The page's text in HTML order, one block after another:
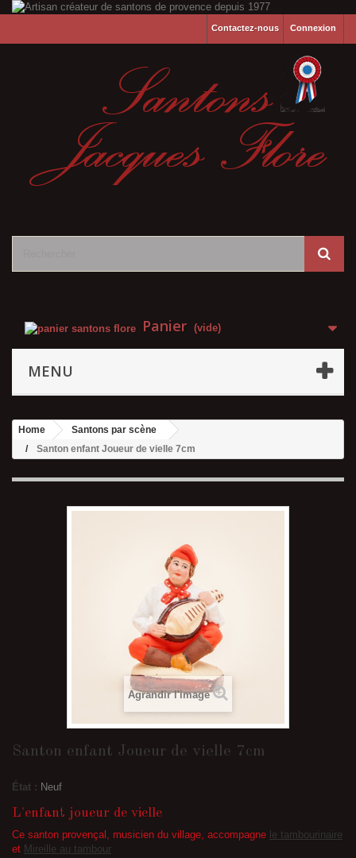
Connexion
Contactez-nous
Panier (vide)
MENU
Home
Santons par scène
Santon enfant Joueur de vielle 7cm
Agrandir l'image
Santon enfant Joueur de vielle 7cm
État : Neuf
L'enfant joueur de vielle
Ce santon provençal, musicien du village, accompagne le tambourinaire
et Mireille au tambour